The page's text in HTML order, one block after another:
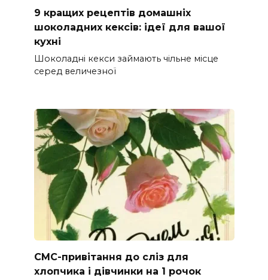
9 кращих рецептів домашніх
шоколадних кексів: ідеї для вашої
кухні
Шоколадні кекси займають чільне місце
серед величезної
СМС-привітання до сліз для
хлопчика і дівчинки на 1 рочок